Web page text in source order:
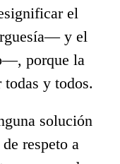
el
y el
porque la
y todos.
solución
respeto a